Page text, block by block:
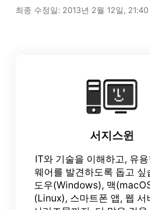
최종 수정일: 2013년 2월 12일, 21:40
서지스윈
IT와 기술을 이해하고, 유
웨어를 발견하도록 돕고 싶
도우(Windows), 맥
(Linux), 스마트폰 앱, 웹 서